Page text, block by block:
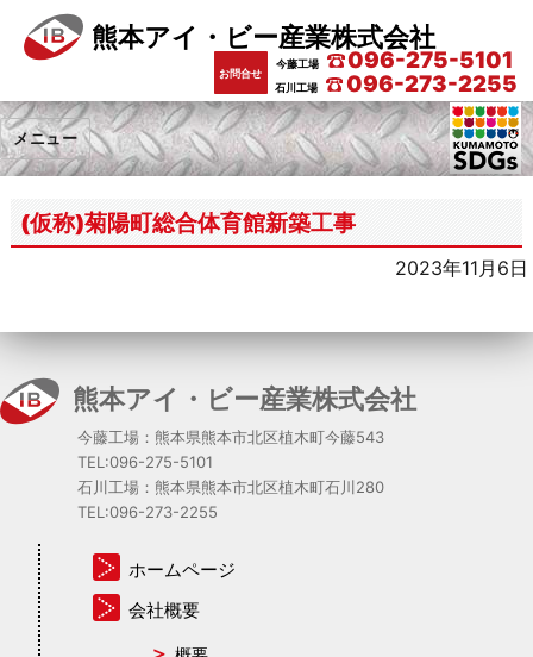
熊本アイ・ビー産業株式会社
お問合せ
今藤工場 096-275-5101
石川工場 096-273-2255
メニュー
(仮称)菊陽町総合体育館新築工事
2023年11月6日
熊本アイ・ビー産業株式会社
今藤工場：熊本県熊本市北区植木町今藤543
TEL:096-275-5101
石川工場：熊本県熊本市北区植木町石川280
TEL:096-273-2255
ホームページ
会社概要